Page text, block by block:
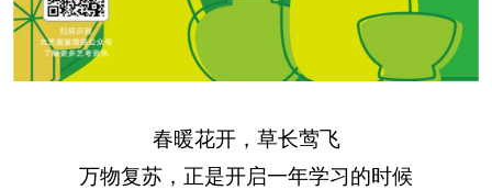
春暖花开，草长莺飞
万物复苏，正是开启一年学习的时候